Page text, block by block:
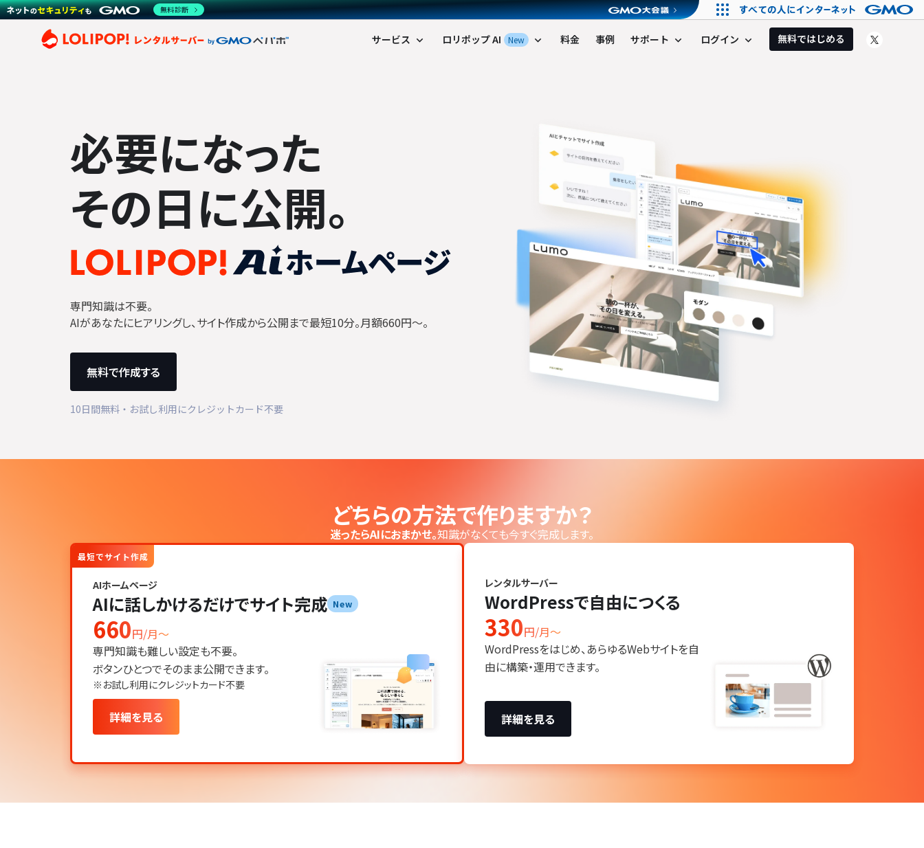
ロリポップ！レンタルサーバー by GMOペパボ
サービス expand_more ロリポップ AI New expand_more 料金 事例 サポート expand_more ログイン expand_more 無料ではじめる
必要になった
その日に公開。
専門知識は不要。
AIがあなたにヒアリングし、サイト作成から公開まで最短10分。月額660円〜。
無料で作成する
10日間無料・お試し利用にクレジットカード不要
どちらの方法で作りますか？
迷ったらAIにおまかせ。知識がなくても今すぐ完成します。
最短でサイト作成
AIホームページ
AIに話しかけるだけでサイト完成 New
660円/月〜
専門知識も難しい設定も不要。
ボタンひとつでそのまま公開できます。
※お試し利用にクレジットカード不要
詳細を見る
レンタルサーバー
WordPressで自由につくる
330円/月〜
WordPressをはじめ、あらゆるWebサイトを自
由に構築・運用できます。
詳細を見る
無料診断